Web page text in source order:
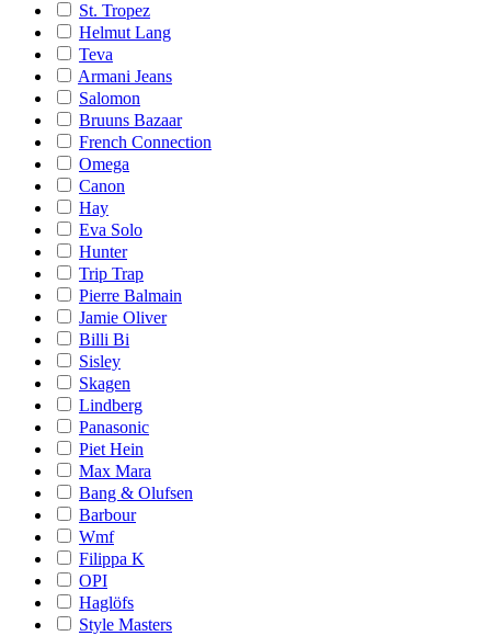
St. Tropez
Helmut Lang
Teva
Armani Jeans
Salomon
Bruuns Bazaar
French Connection
Omega
Canon
Hay
Eva Solo
Hunter
Trip Trap
Pierre Balmain
Jamie Oliver
Billi Bi
Sisley
Skagen
Lindberg
Panasonic
Piet Hein
Max Mara
Bang & Olufsen
Barbour
Wmf
Filippa K
OPI
Haglöfs
Style Masters